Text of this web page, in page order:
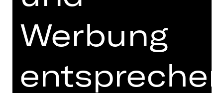
Text von Francesco Maria Piave nach
„La Dame aux camélias” von
In italienischer Sprache mit
deutschen und englischen Übertiteln
Werbung